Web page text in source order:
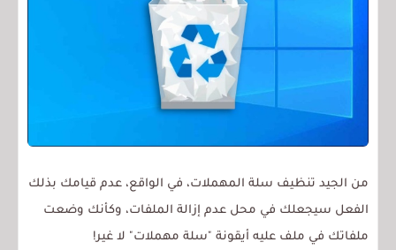
من الجيد تنظيف سلة المهملات، في الواقع، عدم قيامك بذلك
الفعل سيجعلك في محل عدم إزالة الملفات، وكأنك وضعت
ملفاتك في ملف عليه أيقونة "سلة مهملات" لا غير!